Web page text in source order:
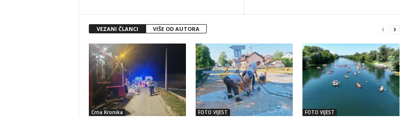
VEZANI ČLANCI VIŠE OD AUTORA
Crna Kronika FOTO VIJEST FOTO VIJEST